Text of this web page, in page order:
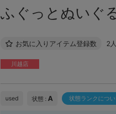
ふぐっとぬいぐ
お気に入りアイテム登録数 2人
川越店
used 状態 : A 状態ランクにつ